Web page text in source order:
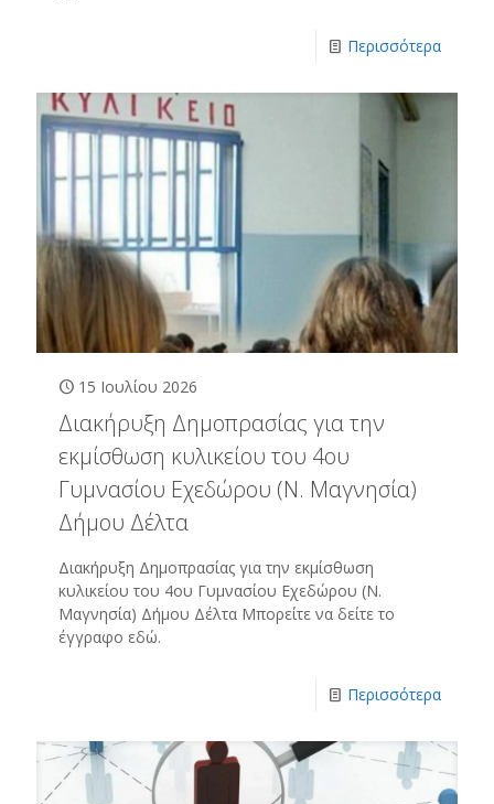
Περισσότερα
15 Ιουλίου 2026
Διακήρυξη Δημοπρασίας για την
εκμίσθωση κυλικείου του 4ου
Γυμνασίου Εχεδώρου (Ν. Μαγνησία)
Δήμου Δέλτα
Διακήρυξη Δημοπρασίας για την εκμίσθωση
κυλικείου του 4ου Γυμνασίου Εχεδώρου (Ν.
Μαγνησία) Δήμου Δέλτα Μπορείτε να δείτε το
έγγραφο εδώ.
Περισσότερα